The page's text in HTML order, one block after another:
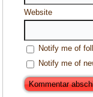
Website
Notify me of
Notify me of